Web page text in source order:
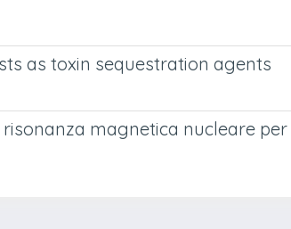
as toxin sequestration agents
magnetica nucleare